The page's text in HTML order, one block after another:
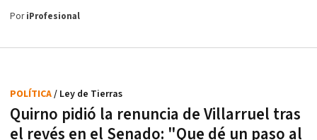
PoriProfesional
Quirno pidió la renuncia de Villarruel tras
el revés en el Senado: "Que dé un paso al
POLÍTICA/ Ley de Tierras